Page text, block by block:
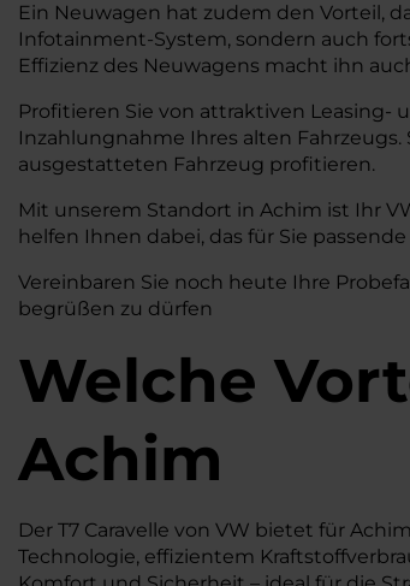
Ein Neuwagen hat zudem den Vorteil,
Infotainment-System, sondern auch
Effizienz des Neuwagens macht ihn
Profitieren Sie von attraktiven Leasing-
Inzahlungnahme Ihres alten
ausgestatteten Fahrzeug profitieren.
Mit unserem Standort in Achim ist Ihr
helfen Ihnen dabei, das für Sie
Vereinbaren Sie noch heute Ihre
begrüßen zu dürfen
Welche
Achim
Der T7 Caravelle von VW bietet für
Technologie, effizientem